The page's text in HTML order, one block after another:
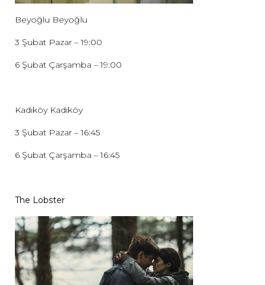
Beyoğlu Beyoğlu
3 Şubat Pazar – 19:00
6 Şubat Çarşamba – 19:00
Kadıköy Kadıköy
3 Şubat Pazar – 16:45
6 Şubat Çarşamba – 16:45
The Lobster